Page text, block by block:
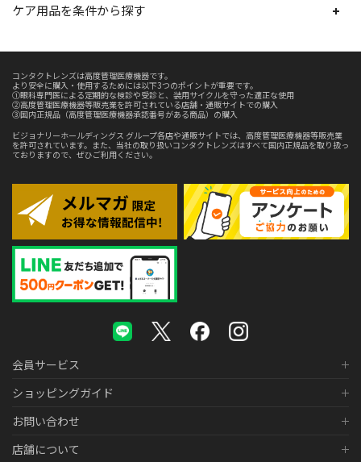
ケア用品を条件から探す
コンタクトレンズは高度管理医療機器です。
より安全に購入・使用するためには以下3つのポイントが重要です。
①眼科専門医による定期的な検診や受診と、装用サイクルを守った適正な使用
②高度管理医療機器等販売業を許可されている店舗・通販サイトでの購入
③国内正規品（高度管理医療機器承認番号がある商品）の購入
ビジョナリーホールディングス グループ各店や通販サイトでは、高度管理医療機器等販売業
を許可されています。また、当社の取り扱いコンタクトレンズはすべて国内正規品を取り扱っ
ておりますので、ぜひご利用ください。
会員サービス
ショッピングガイド
お問い合わせ
店舗について